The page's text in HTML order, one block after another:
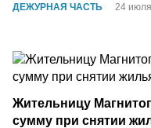
ДЕЖУРНАЯ ЧАСТЬ 24
Жительницу
сумму при снятии